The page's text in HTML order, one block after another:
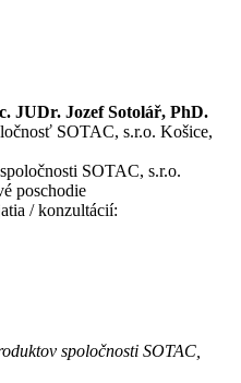
JUDr. Jozef Sotolář, PhD.
SOTAC, s.r.o. Košice,
spoločnosti SOTAC, s.r.o.
poschodie
/ konzultácií:
spoločnosti SOTAC,